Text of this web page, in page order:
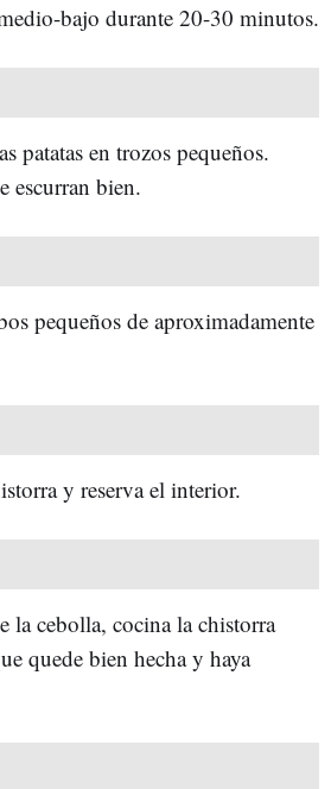
bajo durante 20-30 minutos.
patatas en trozos pequeños.
escurran bien.
pequeños de aproximadamente
y reserva el interior.
la cebolla, cocina la chistorra
quede bien hecha y haya